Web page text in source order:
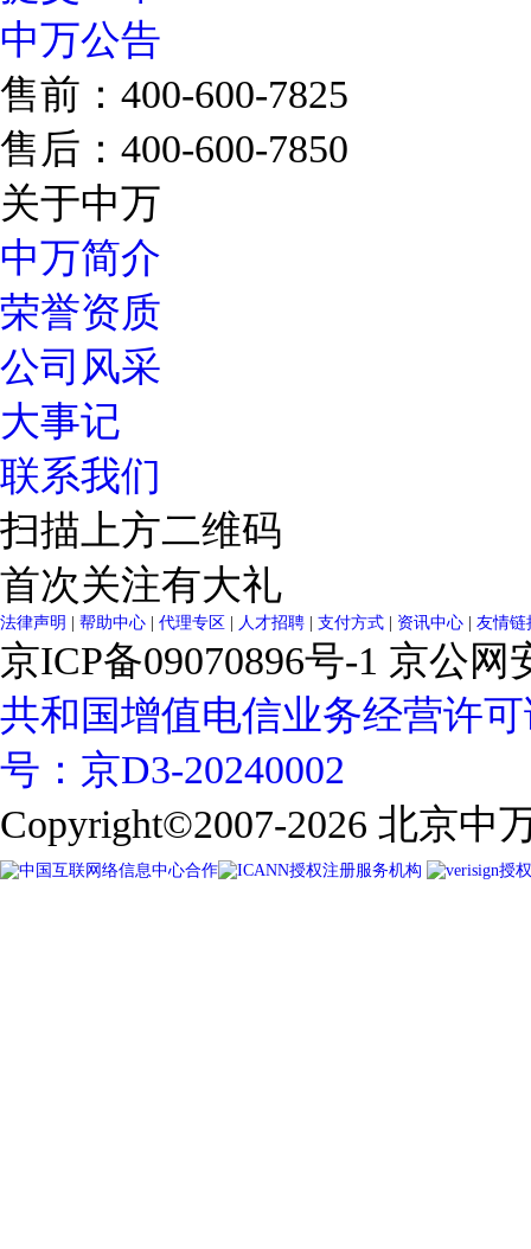
中万公告
售前：400-600-7825
售后：400-600-7850
关于中万
中万简介
荣誉资质
公司风采
大事记
联系我们
扫描上方二维码
首次关注有大礼
法律声明 帮助中心 代理专区 人才招聘 支付方式 资讯中心 友情链
京ICP备09070896号-1 京公网
共和国增值电信业务经营许
号：京D3-20240002
Copyright©2007-2026 北京中